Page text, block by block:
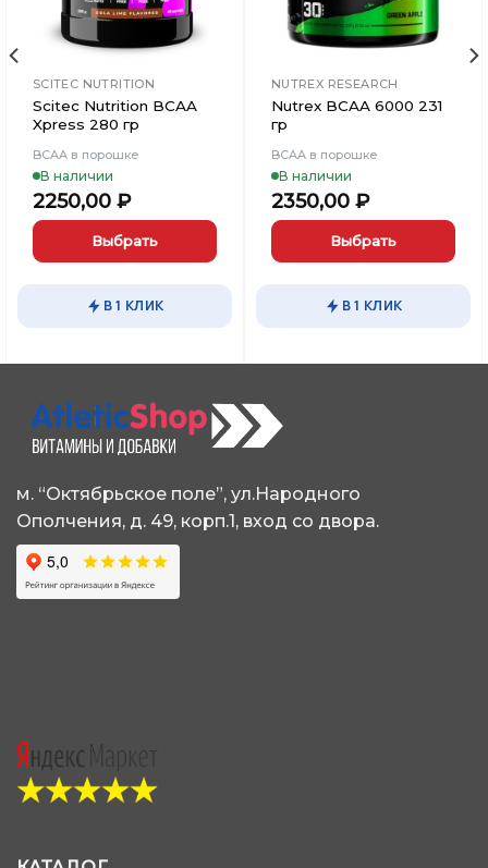
SCITEC NUTRITION
Scitec Nutrition BCAA
Xpress 280 гр
BCAA в порошке
В наличии
2250,00 ₽
Выбрать
вариаций.
можно
выбрать
на
товара.
В 1 КЛИК
NUTREX RESEARCH
Nutrex BCAA 6000 231
гр
BCAA в порошке
В наличии
2350,00 ₽
Выбрать
вариаций.
можно
выбрать
товара.
В 1 КЛИК
м. “Октябрьское поле”, ул.Народного
Ополчения, д. 49, корп.1, вход со двора.